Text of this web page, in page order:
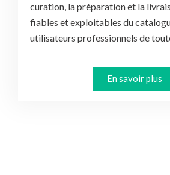
curation, la préparation et la
fiables et exploitables du
En savoir plus